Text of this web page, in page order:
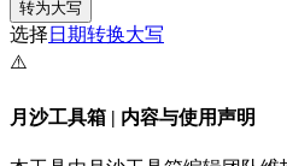
选择 日期转换大写
⚠️
月沙工具箱 | 内容与使用声明